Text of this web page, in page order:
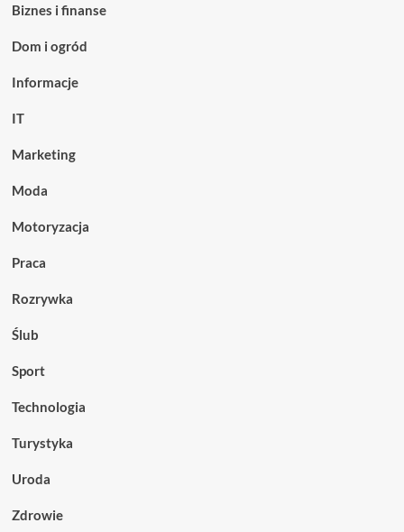
Biznes i finanse
Dom i ogród
Informacje
IT
Marketing
Moda
Motoryzacja
Praca
Rozrywka
Ślub
Sport
Technologia
Turystyka
Uroda
Zdrowie